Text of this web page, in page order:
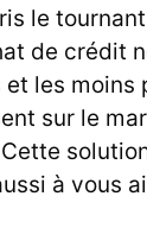
le
de crédit
les moins
sur le
à vous